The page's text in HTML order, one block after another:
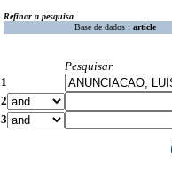
Refinar a pesquisa
Base de dados : article
Pesquisar
1
2
3